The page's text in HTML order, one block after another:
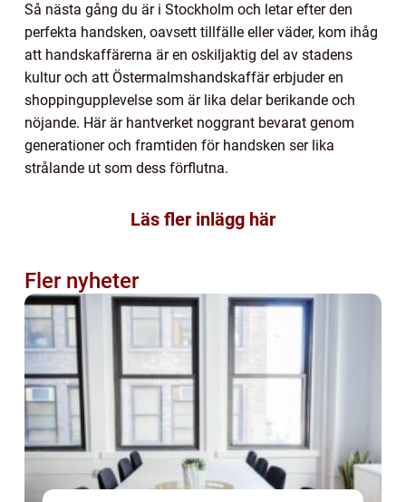
Så nästa gång du är i Stockholm och letar efter den
perfekta handsken, oavsett tillfälle eller väder, kom ihåg
att handskaffärerna är en oskiljaktig del av stadens
kultur och att Östermalmshandskaffär erbjuder en
shoppingupplevelse som är lika delar berikande och
nöjande. Här är hantverket noggrant bevarat genom
generationer och framtiden för handsken ser lika
strålande ut som dess förflutna.
Läs fler inlägg här
Fler nyheter